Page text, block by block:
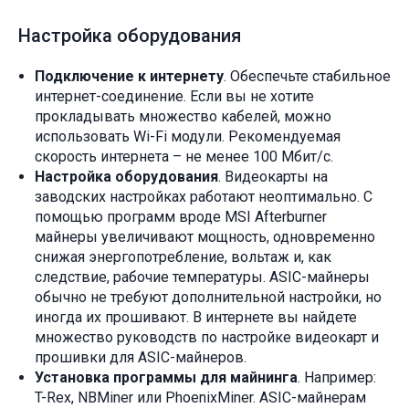
Настройка оборудования
Подключение к интернету. Обеспечьте стабильное
интернет-соединение. Если вы не хотите
прокладывать множество кабелей, можно
использовать Wi-Fi модули. Рекомендуемая
скорость интернета – не менее 100 Мбит/с.
Настройка оборудования. Видеокарты на
заводских настройках работают неоптимально. С
помощью программ вроде MSI Afterburner
майнеры увеличивают мощность, одновременно
снижая энергопотребление, вольтаж и, как
следствие, рабочие температуры. ASIC-майнеры
обычно не требуют дополнительной настройки, но
иногда их прошивают. В интернете вы найдете
множество руководств по настройке видеокарт и
прошивки для ASIC-майнеров.
Установка программы для майнинга. Например:
T-Rex, NBMiner или PhoenixMiner. ASIC-майнерам